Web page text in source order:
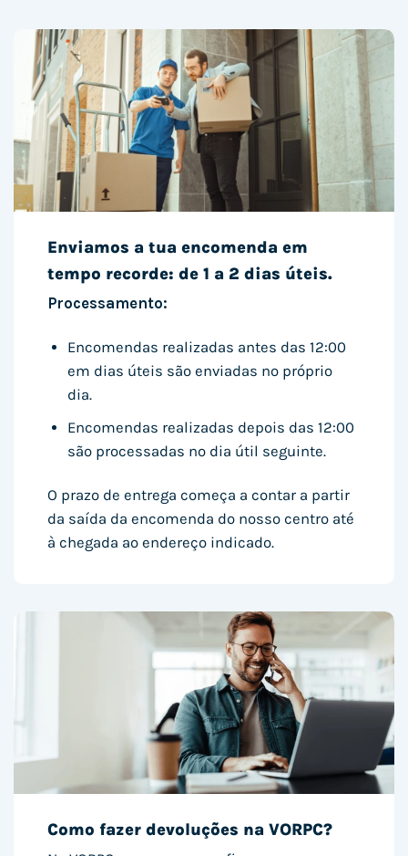
Enviamos a tua encomenda em
tempo recorde: de 1 a 2 dias úteis.
Processamento:
Encomendas realizadas antes das 12:00
em dias úteis são enviadas no próprio
dia.
Encomendas realizadas depois das 12:00
são processadas no dia útil seguinte.
O prazo de entrega começa a contar a partir
da saída da encomenda do nosso centro até
à chegada ao endereço indicado.
Como fazer devoluções na VORPC?